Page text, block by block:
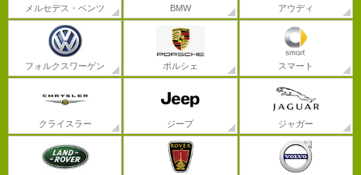
メルセデス・ベンツ BMW アウディ
フォルクスワーゲン ポルシェ スマート
クライスラー ジープ ジャガー